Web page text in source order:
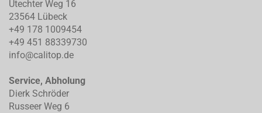
Utechter Weg 16
23564 Lübeck
+49 178 1009454
+49 451 88339730
info@calitop.de
Service, Abholung
Dierk Schröder
Russeer Weg 6